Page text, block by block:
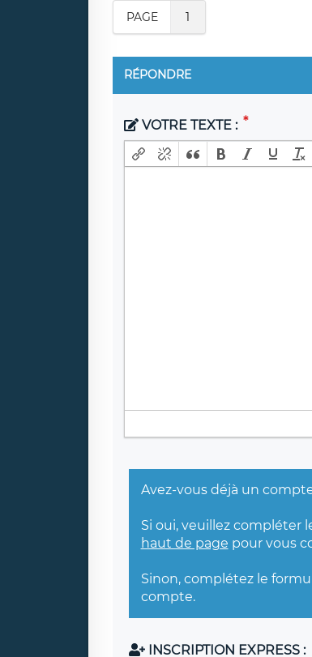
PAGE 1
RÉPONDRE
VOTRE TEXTE :
Avez-vous déjà un
Si oui, veuillez compléter
haut de page pour vous
Sinon, complétez le
compte.
INSCRIPTION EXPRESS :